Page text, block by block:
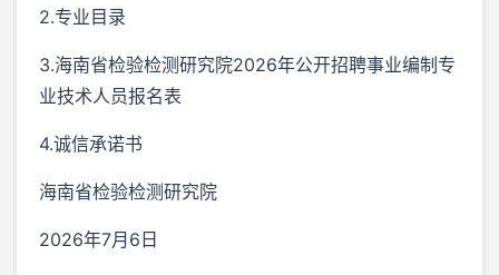
2.专业目录
3.海南省检验检测研究院2026年公开招聘事业编制专
业技术人员报名表
4.诚信承诺书
海南省检验检测研究院
2026年7月6日